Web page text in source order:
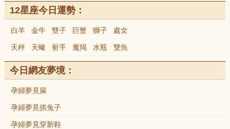
12星座今日運勢：
白羊 金牛 雙子 巨蟹 獅子 處女
天秤 天蠍 射手 魔羯 水瓶 雙魚
今日網友夢境：
孕婦夢見屎
孕婦夢見抓兔子
孕婦夢見穿新鞋